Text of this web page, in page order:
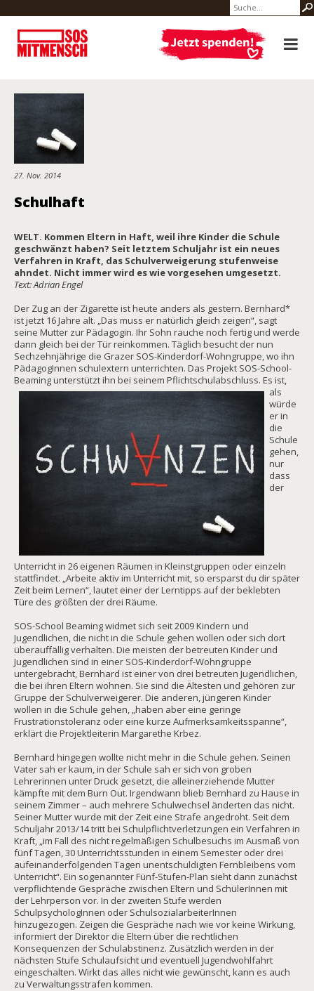
27. Nov. 2014
Schulhaft
WELT. Kommen Eltern in Haft, weil ihre Kinder die Schule
geschwänzt haben? Seit letztem Schuljahr ist ein neues
Verfahren in Kraft, das Schulverweigerung stufenweise
ahndet. Nicht immer wird es wie vorgesehen umgesetzt.
Text: Adrian Engel
Der Zug an der Zigarette ist heute anders als gestern. Bernhard*
ist jetzt 16 Jahre alt. „Das muss er natürlich gleich zeigen“, sagt
seine Mutter zur Pädagogin. Ihr Sohn rauche noch fertig und werde
dann gleich bei der Tür reinkommen. Täglich besucht der nun
Sechzehnjährige die Grazer SOS-Kinderdorf-Wohngruppe, wo ihn
PädagogInnen schulextern unterrichten. Das Projekt SOS-School-
Beaming unterstützt ihn bei seinem Pflichtschulabschluss. Es ist,
als
würde
er in
die
Schule
gehen,
nur
dass
der
Unterricht in 26 eigenen Räumen in Kleinstgruppen oder einzeln
stattfindet. „Arbeite aktiv im Unterricht mit, so ersparst du dir später
Zeit beim Lernen“, lautet einer der Lerntipps auf der beklebten
Türe des größten der drei Räume.
SOS-School Beaming widmet sich seit 2009 Kindern und
Jugendlichen, die nicht in die Schule gehen wollen oder sich dort
überauffällig verhalten. Die meisten der betreuten Kinder und
Jugendlichen sind in einer SOS-Kinderdorf-Wohngruppe
untergebracht, Bernhard ist einer von drei betreuten Jugendlichen,
die bei ihren Eltern wohnen. Sie sind die Ältesten und gehören zur
Gruppe der Schulverweigerer. Die anderen, jüngeren Kinder
wollen in die Schule gehen, „haben aber eine geringe
Frustrationstoleranz oder eine kurze Aufmerksamkeitsspanne“,
erklärt die Projektleiterin Margarethe Krbez.
Bernhard hingegen wollte nicht mehr in die Schule gehen. Seinen
Vater sah er kaum, in der Schule sah er sich von groben
Lehrerinnen unter Druck gesetzt, die alleinerziehende Mutter
kämpfte mit dem Burn Out. Irgendwann blieb Bernhard zu Hause in
seinem Zimmer – auch mehrere Schulwechsel änderten das nicht.
Seiner Mutter wurde mit der Zeit eine Strafe angedroht. Seit dem
Schuljahr 2013/14 tritt bei Schulpflichtverletzungen ein Verfahren in
Kraft, „im Fall des nicht regelmäßigen Schulbesuchs im Ausmaß von
fünf Tagen, 30 Unterrichtsstunden in einem Semester oder drei
aufeinanderfolgenden Tagen unentschuldigten Fernbleibens vom
Unterricht“. Ein sogenannter Fünf-Stufen-Plan sieht dann zunächst
verpflichtende Gespräche zwischen Eltern und SchülerInnen mit
der Lehrperson vor. In der zweiten Stufe werden
SchulpsychologInnen oder SchulsozialarbeiterInnen
hinzugezogen. Zeigen die Gespräche nach wie vor keine Wirkung,
informiert der Direktor die Eltern über die rechtlichen
Konsequenzen der Schulabstinenz. Zusätzlich werden in der
nächsten Stufe Schulaufsicht und eventuell Jugendwohlfahrt
eingeschalten. Wirkt das alles nicht wie gewünscht, kann es auch
zu Verwaltungsstrafen kommen.